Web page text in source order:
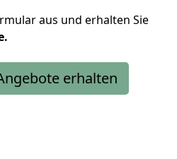
aus und erhalten Sie
erhalten